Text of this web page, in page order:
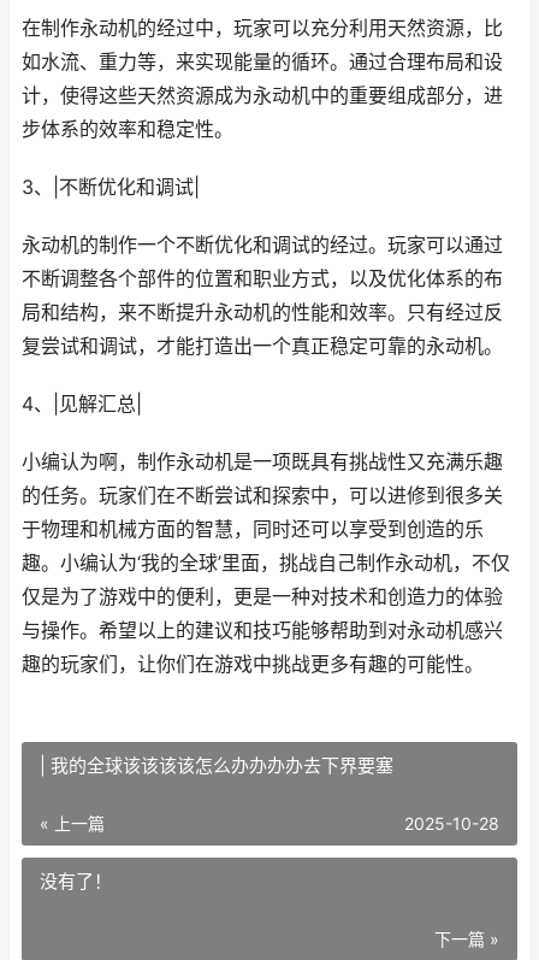
在制作永动机的经过中，玩家可以充分利用天然资源，比
如水流、重力等，来实现能量的循环。通过合理布局和设
计，使得这些天然资源成为永动机中的重要组成部分，进
步体系的效率和稳定性。
3、|不断优化和调试|
永动机的制作一个不断优化和调试的经过。玩家可以通过
不断调整各个部件的位置和职业方式，以及优化体系的布
局和结构，来不断提升永动机的性能和效率。只有经过反
复尝试和调试，才能打造出一个真正稳定可靠的永动机。
4、|见解汇总|
小编认为啊，制作永动机是一项既具有挑战性又充满乐趣
的任务。玩家们在不断尝试和探索中，可以进修到很多关
于物理和机械方面的智慧，同时还可以享受到创造的乐
趣。小编认为‘我的全球’里面，挑战自己制作永动机，不仅
仅是为了游戏中的便利，更是一种对技术和创造力的体验
与操作。希望以上的建议和技巧能够帮助到对永动机感兴
趣的玩家们，让你们在游戏中挑战更多有趣的可能性。
| 我的全球该该该该怎么办办办办去下界要塞
« 上一篇 2025-10-28
没有了！
下一篇 »